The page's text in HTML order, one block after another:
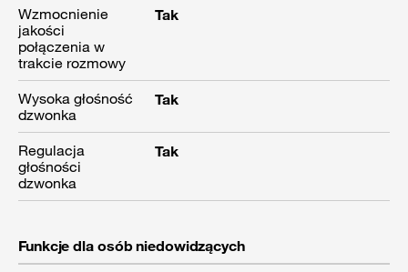
Wzmocnienie
jakości
połączenia w
trakcie rozmowy
Tak
Wysoka głośność
dzwonka
Tak
Regulacja
głośności
dzwonka
Tak
Funkcje dla osób niedowidzących